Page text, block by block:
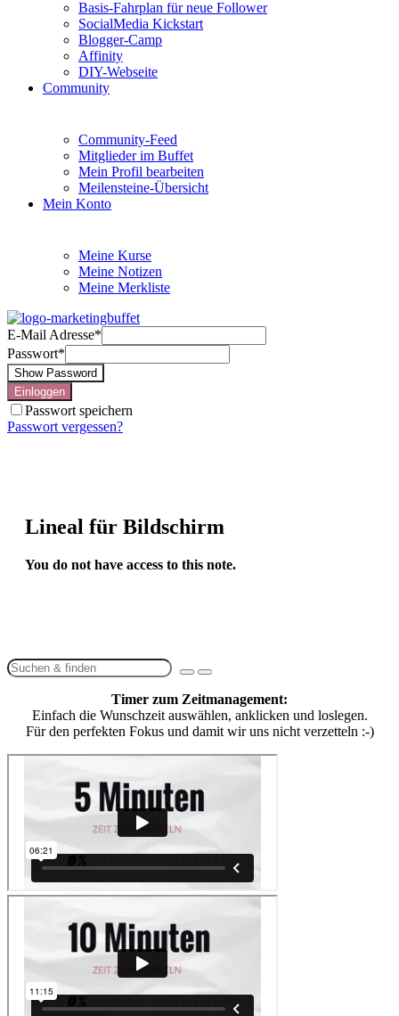
Basis-Fahrplan für neue Follower
SocialMedia Kickstart
Blogger-Camp
Affinity
DIY-Webseite
Community
Community-Feed
Mitglieder im Buffet
Mein Profil bearbeiten
Meilensteine-Übersicht
Mein Konto
Meine Kurse
Meine Notizen
Meine Merkliste
E-Mail Adresse*
Passwort*
Show Password
Einloggen
Passwort speichern
Passwort vergessen?
Lineal für Bildschirm
You do not have access to this note.
Timer zum Zeitmanagement:
Einfach die Wunschzeit auswählen, anklicken und loslegen.
Für den perfekten Fokus und damit wir uns nicht verzetteln :-)